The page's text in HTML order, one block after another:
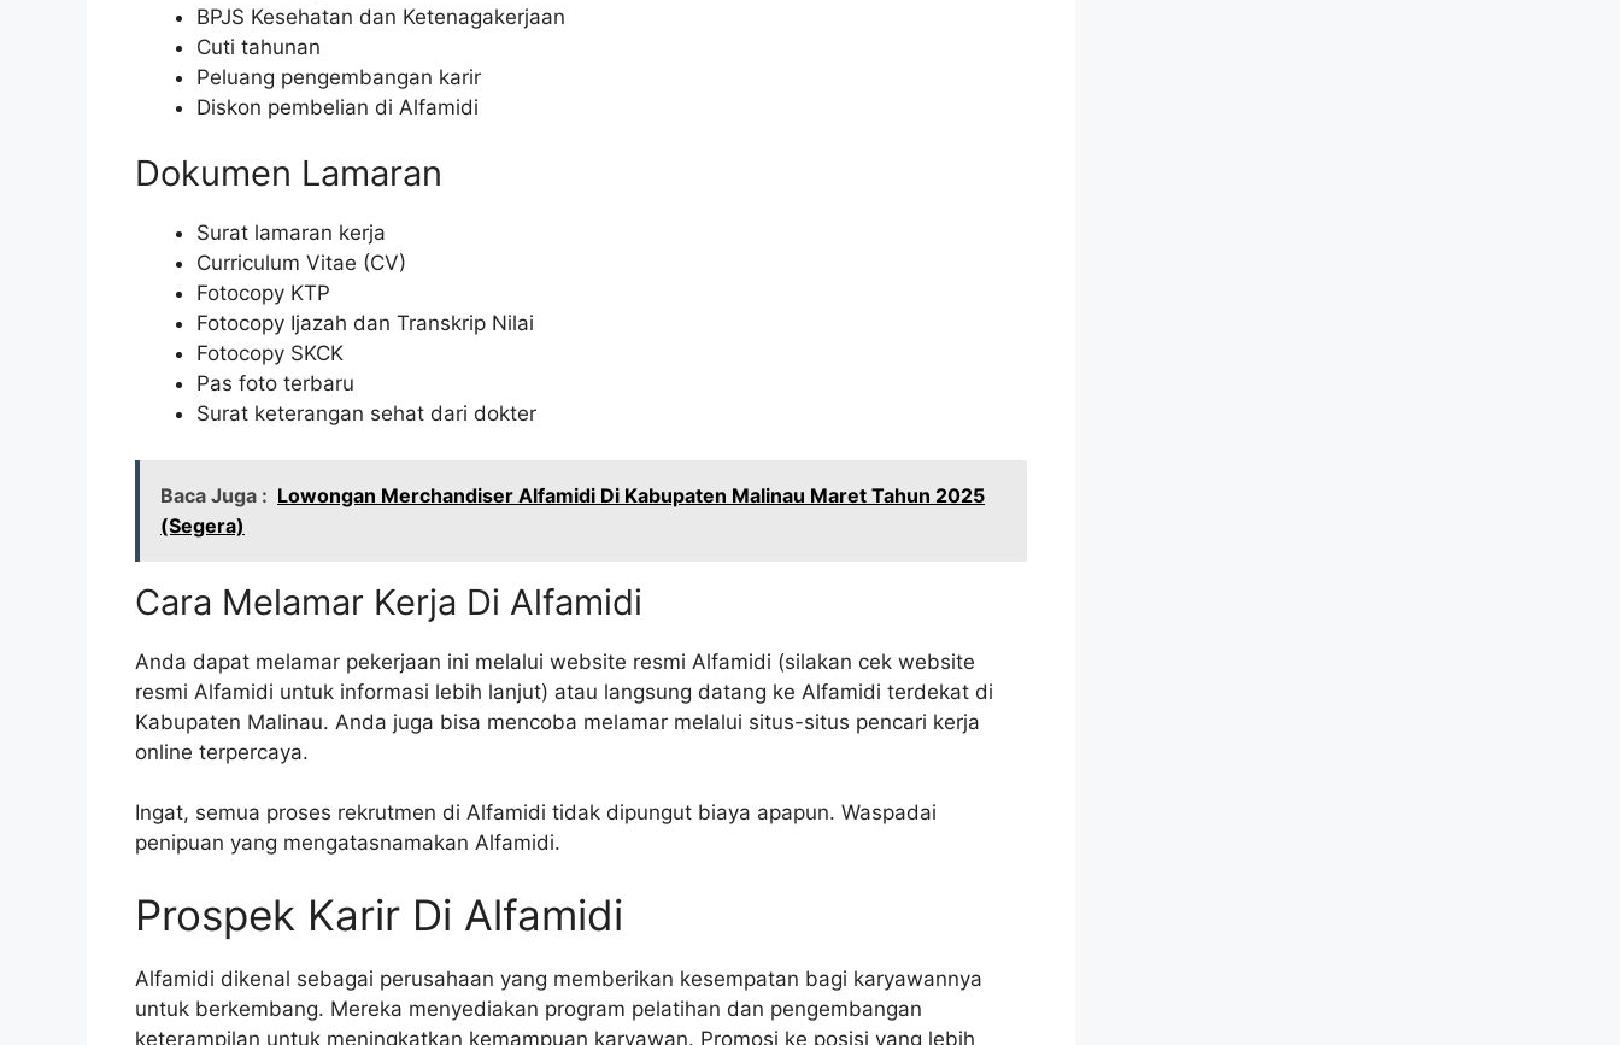
BPJS Kesehatan dan Ketenagakerjaan
Cuti tahunan
Peluang pengembangan karir
Diskon pembelian di Alfamidi
Dokumen Lamaran
Surat lamaran kerja
Curriculum Vitae (CV)
Fotocopy KTP
Fotocopy Ijazah dan Transkrip Nilai
Fotocopy SKCK
Pas foto terbaru
Surat keterangan sehat dari dokter
Baca Juga : Lowongan Merchandiser Alfamidi Di Kabupaten Malinau Maret Tahun 2025
(Segera)
Cara Melamar Kerja Di Alfamidi
Anda dapat melamar pekerjaan ini melalui website resmi Alfamidi (silakan cek website
resmi Alfamidi untuk informasi lebih lanjut) atau langsung datang ke Alfamidi terdekat di
Kabupaten Malinau. Anda juga bisa mencoba melamar melalui situs-situs pencari kerja
online terpercaya.
Ingat, semua proses rekrutmen di Alfamidi tidak dipungut biaya apapun. Waspadai
penipuan yang mengatasnamakan Alfamidi.
Prospek Karir Di Alfamidi
Alfamidi dikenal sebagai perusahaan yang memberikan kesempatan bagi karyawannya
untuk berkembang. Mereka menyediakan program pelatihan dan pengembangan
keterampilan untuk meningkatkan kemampuan karyawan. Promosi ke posisi yang lebih